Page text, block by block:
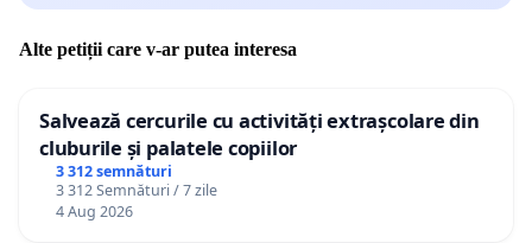
Alte petiții care v-ar putea interesa
Salvează cercurile cu activități extrașcolare din
cluburile și palatele copiilor
3 312 semnături
3 312 Semnături / 7 zile
4 Aug 2026